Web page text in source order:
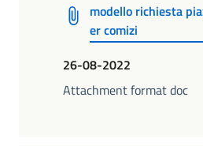
modello richiesta
er comizi
26-08-2022
Attachment format doc